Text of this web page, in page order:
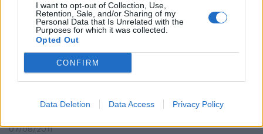
I want to opt-out of Collection, Use,
Retention, Sale, and/or Sharing of my
Personal Data that Is Unrelated with the
Purposes for which it was collected.
Opted Out
CONFIRM
Data Deletion Data Access Privacy Policy
Presentazioni con l'autore
Presentazioni con l'autore
07/08/2011